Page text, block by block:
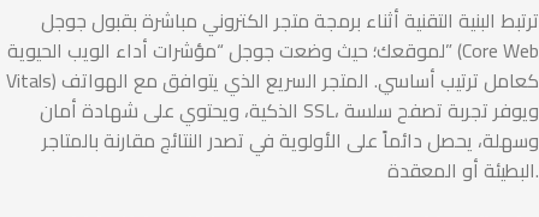
ترتبط البنية التقنية أثناء برمجة متجر الكتروني مباشرة بقبول جوجل
لموقعك؛ حيث وضعت جوجل “مؤشرات أداء الويب الحيوية” (Core Web
Vitals) كعامل ترتيب أساسي. المتجر السريع الذي يتوافق مع الهواتف
الذكية، ويحتوي على شهادة أمان SSL، ويوفر تجربة تصفح سلسة
وسهلة، يحصل دائماً على الأولوية في تصدر النتائج مقارنة بالمتاجر
البطيئة أو المعقدة.